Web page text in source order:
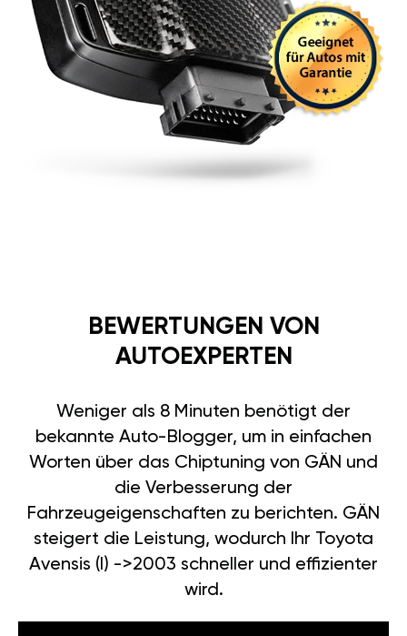
BEWERTUNGEN VON
AUTOEXPERTEN
Weniger als 8 Minuten benötigt der
bekannte Auto-Blogger, um in einfachen
Worten über das Chiptuning von GÄN und
die Verbesserung der
Fahrzeugeigenschaften zu berichten. GÄN
steigert die Leistung, wodurch Ihr Toyota
Avensis (I) ->2003 schneller und effizienter
wird.